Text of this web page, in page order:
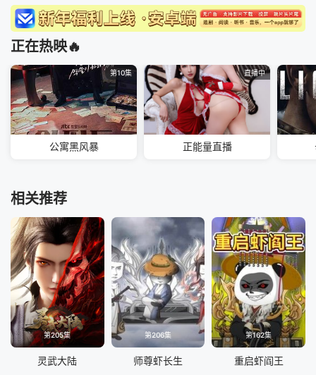
正在热映🔥
第10集
公寓黑风暴
直播中
正能量直播
相关推荐
第205集
灵武大陆
第206集
师尊虾长生
第162集
重启虾阎王